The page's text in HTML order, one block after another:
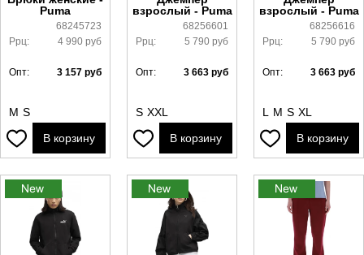
Puma
68245723
Ррц:
4 990 руб
Опт: 3 157 руб
M S
В корзину
взрослый - Puma
68256601
Ррц:
5 790 руб
Опт: 3 663 руб
S XXL
В корзину
взрослый - Puma
68256616
Ррц:
5 790 руб
Опт: 3 663 руб
L M S XL
В корзину